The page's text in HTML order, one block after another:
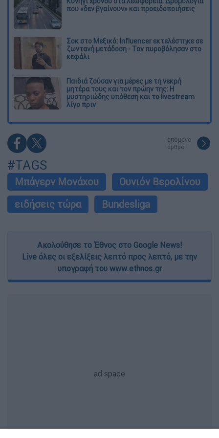
που «δεν βγαίνουν» και προειδοποιήσεις
Σοκ στο Μεξικό: Influencer εκτελέστηκε σε
ζωντανή μετάδοση - Τον πυροβόλησαν στο
κεφάλι
Παιδιά ζούσαν για μέρες με τη νεκρή
μητέρα τους και τον πρώην της: Η
μυστηριώδης υπόθεση και το livestream
λίγο πριν
επόμενο
άρθρο
#TAGS
Μπάγερν Μονάχου
Ουνιόν Βερολίνου
ειδήσεις τώρα
Bundesliga
Ακολούθησε το Έθνος στο Google News!
Live όλες οι εξελίξεις λεπτό προς λεπτό, με την
υπογραφή του www.ethnos.gr